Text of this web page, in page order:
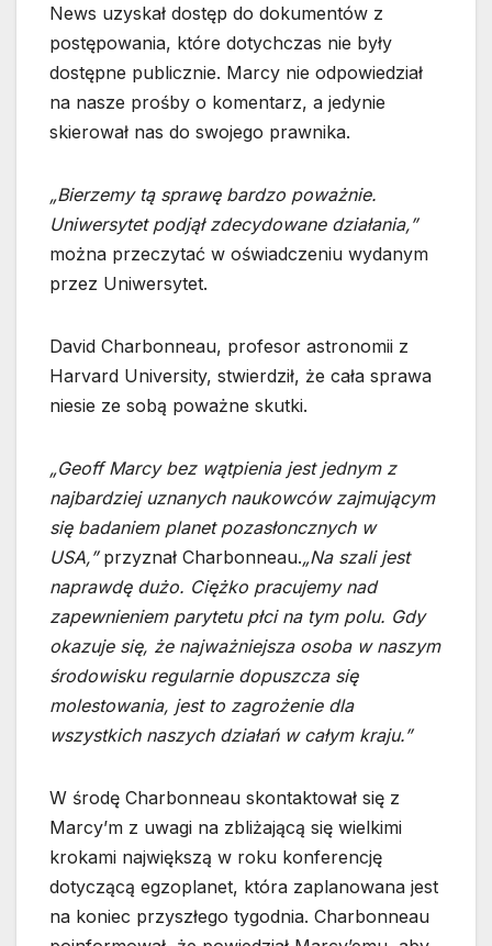
News uzyskał dostęp do dokumentów z
postępowania, które dotychczas nie były
dostępne publicznie. Marcy nie odpowiedział
na nasze prośby o komentarz, a jedynie
skierował nas do swojego prawnika.
„Bierzemy tą sprawę bardzo poważnie.
Uniwersytet podjął zdecydowane działania,”
można przeczytać w oświadczeniu wydanym
przez Uniwersytet.
David Charbonneau, profesor astronomii z
Harvard University, stwierdził, że cała sprawa
niesie ze sobą poważne skutki.
„Geoff Marcy bez wątpienia jest jednym z
najbardziej uznanych naukowców zajmującym
się badaniem planet pozasłoncznych w
USA,” przyznał Charbonneau.„Na szali jest
naprawdę dużo. Ciężko pracujemy nad
zapewnieniem parytetu płci na tym polu. Gdy
okazuje się, że najważniejsza osoba w naszym
środowisku regularnie dopuszcza się
molestowania, jest to zagrożenie dla
wszystkich naszych działań w całym kraju.”
W środę Charbonneau skontaktował się z
Marcy’m z uwagi na zbliżającą się wielkimi
krokami największą w roku konferencję
dotyczącą egzoplanet, która zaplanowana jest
na koniec przyszłego tygodnia. Charbonneau